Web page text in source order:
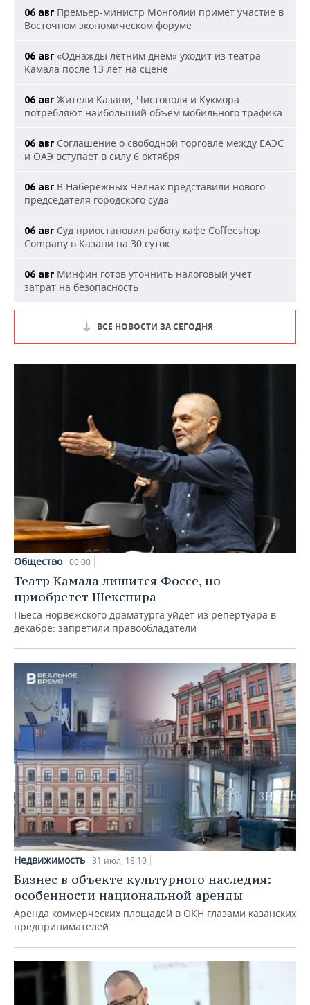
06 авг Премьер-министр Монголии примет участие в
Восточном экономическом форуме
06 авг «Однажды летним днем» уходит из театра
Камала после 13 лет на сцене
06 авг Жители Казани, Чистополя и Кукмора
потребляют наибольший объем мобильного трафика
06 авг Соглашение о свободной торговле между ЕАЭС
и ОАЭ вступает в силу 6 октября
06 авг В Набережных Челнах представили нового
председателя городского суда
06 авг Суд приостановил работу кафе Coffeeshop
Company в Казани на 30 суток
06 авг Минфин готов уточнить налоговый учет
затрат на безопасность
ВСЕ НОВОСТИ ЗА СЕГОДНЯ
Общество 00:00
Театр Камала лишится Фоссе, но
приобретет Шекспира
Пьеса норвежского драматурга уйдет из репертуара в
декабре: запретили правообладатели
Недвижимость 31 июл, 18:10
Бизнес в объекте культурного наследия:
особенности национальной аренды
Аренда коммерческих площадей в ОКН глазами казанских
предпринимателей